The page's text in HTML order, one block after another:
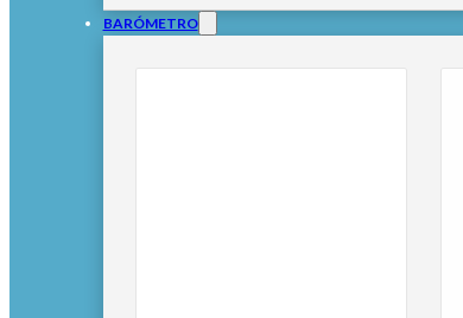
BARÓMETRO